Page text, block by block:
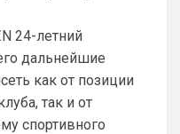
24-летний
дальнейшие
как от позиции
так и от
спортивного
это
надежды,
🤝